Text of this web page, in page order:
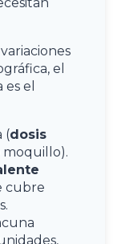
el
el
(dosis
moquillo).
cubre